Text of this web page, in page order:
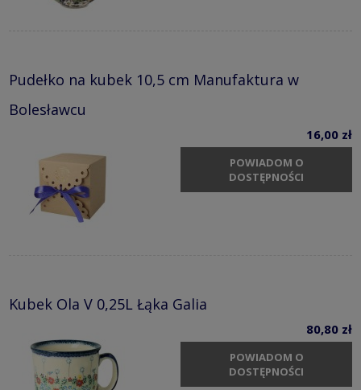
Pudełko na kubek 10,5 cm Manufaktura w
Bolesławcu
16,00 zł
POWIADOM O
DOSTĘPNOŚCI
Kubek Ola V 0,25L Łąka Galia
80,80 zł
POWIADOM O
DOSTĘPNOŚCI